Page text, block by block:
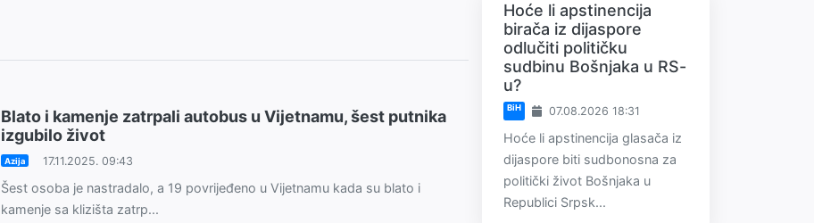
Blato i kamenje zatrpali autobus u Vijetnamu, šest putnika
izgubilo život
Azija 17.11.2025. 09:43
Šest osoba je nastradalo, a 19 povrijeđeno u Vijetnamu kada su blato i
kamenje sa klizišta zatrp...
Hoće li apstinencija
birača iz dijaspore
odlučiti političku
sudbinu Bošnjaka u RS-
u?
BiH 07.08.2026 18:31
Hoće li apstinencija glasača iz
dijaspore biti sudbonosna za
politički život Bošnjaka u
Republici Srpsk...